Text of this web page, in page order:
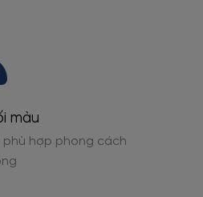
màu
phù hợp phong cách